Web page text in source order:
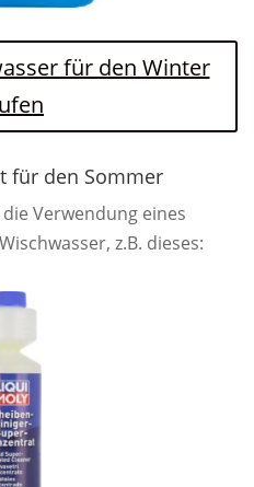
für den Winter
für den Sommer
Verwendung eines
z.B. dieses: